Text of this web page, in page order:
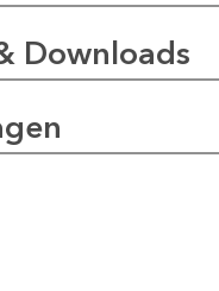
Downloads